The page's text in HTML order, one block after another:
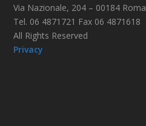
Via Nazionale, 204 – 00184 Roma
Tel. 06 4871721 Fax 06 4871618
All Rights Reserved
Privacy